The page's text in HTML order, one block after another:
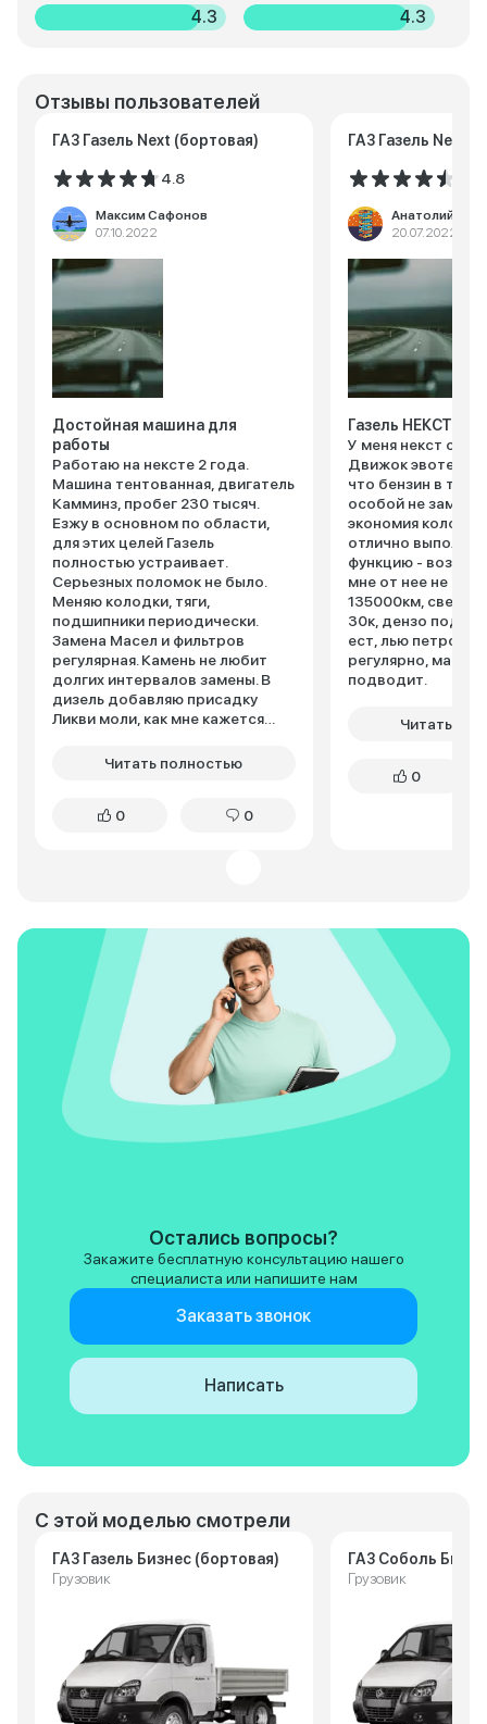
4.3 4.3
Отзывы пользователей
ГАЗ Газель Next (бортовая)
4.8
Максим Сафонов
07.10.2022
Достойная машина для
работы
Работаю на нексте 2 года.
Машина тентованная, двигатель
Камминз, пробег 230 тысяч.
Езжу в основном по области,
для этих целей Газель
полностью устраивает.
Серьезных поломок не было.
Меняю колодки, тяги,
подшипники периодически.
Замена Масел и фильтров
регулярная. Камень не любит
долгих интервалов замены. В
дизель добавляю присадку
Ликви моли, как мне кажется
лучше. Как по мне, для работы
Читать полностью
0 0
ГАЗ Газель Next
Анатолий
20.07.2022
Газель НЕКСТ
У меня некст с
Движок эвотек,
что бензин в тяге
особой не
экономия
отлично
функцию - возит
мне от нее не
135000км, свечи
30к, дензо под
ест, лью
регулярно,
подводит.
Читать
0
С этой моделью смотрели
ГАЗ Газель Бизнес (бортовая)
Грузовик
ГАЗ Соболь
Грузовик
Остались вопросы?
Закажите бесплатную консультацию нашего
специалиста или напишите нам
Заказать звонок
Написать